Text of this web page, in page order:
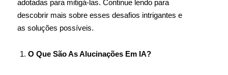
adotadas para mitigá-las. Continue lendo para
descobrir mais sobre esses desafios intrigantes e
as soluções possíveis.
O Que São As Alucinações Em IA?